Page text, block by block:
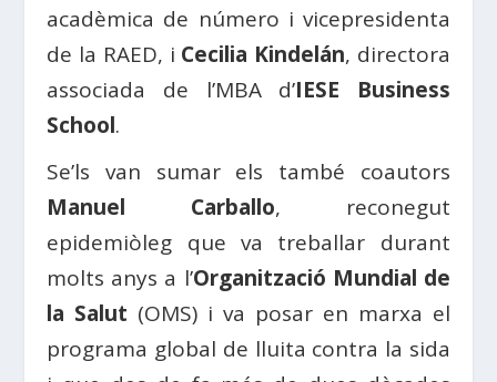
acadèmica de número i vicepresidenta
de la RAED, i Cecilia Kindelán, directora
associada de l’MBA d’IESE Business
School.
Se’ls van sumar els també coautors
Manuel Carballo, reconegut
epidemiòleg que va treballar durant
molts anys a l’Organització Mundial de
la Salut (OMS) i va posar en marxa el
programa global de lluita contra la sida